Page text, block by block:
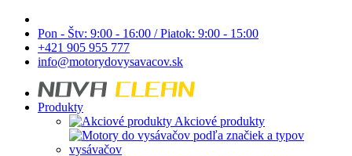
Pon - Štv: 9:00 - 16:00 / Piatok: 9:00 - 15:00
+421 905 955 777
info@motorydovysavacov.sk
Produkty
Akciové produkty